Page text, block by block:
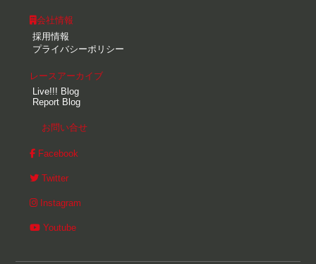
会社情報
採用情報
プライバシーポリシー
レースアーカイブ
Live!!! Blog
Report Blog
お問い合せ
Facebook
Twitter
Instagram
Youtube